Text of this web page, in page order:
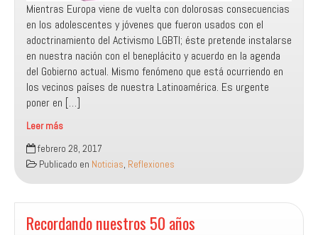
Mientras Europa viene de vuelta con dolorosas consecuencias
en los adolescentes y jóvenes que fueron usados con el
adoctrinamiento del Activismo LGBTI; éste pretende instalarse
en nuestra nación con el beneplácito y acuerdo en la agenda
del Gobierno actual. Mismo fenómeno que está ocurriendo en
los vecinos países de nuestra Latinoamérica. Es urgente
poner en […]
Leer más
Ideología
de
género
y
sus
pretensiones
febrero 28, 2017
Publicado en Noticias, Reflexiones
Recordando nuestros 50 años